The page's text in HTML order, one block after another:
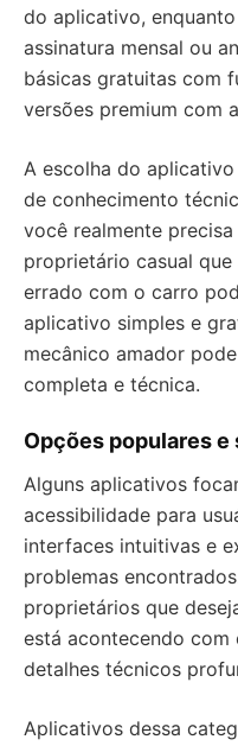
do aplicativo,
assinatura mensal ou
básicas gratuitas com
versões premium com
A escolha do
de conhecimento
você realmente
proprietário casual que
errado com o carro
aplicativo simples e
mecânico amador
completa e técnica.
Opções populares
Alguns aplicativos
acessibilidade para
interfaces intuitivas e
problemas
proprietários que
está acontecendo com
detalhes técnicos
Aplicativos dessa